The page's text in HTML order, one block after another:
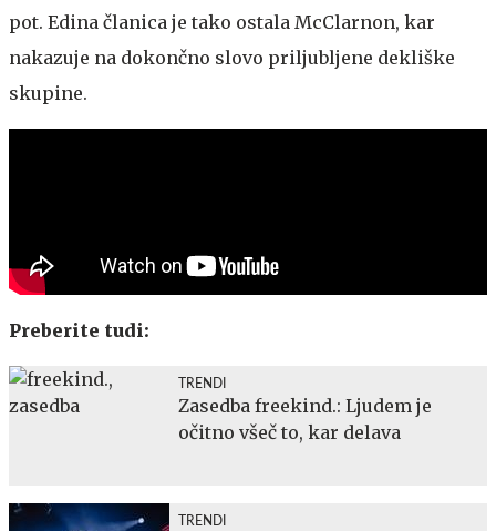
pot. Edina članica je tako ostala McClarnon, kar
nakazuje na dokončno slovo priljubljene dekliške
skupine.
Preberite tudi:
TRENDI
Zasedba freekind.: Ljudem je
očitno všeč to, kar delava
TRENDI